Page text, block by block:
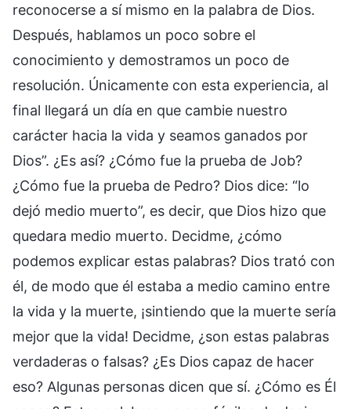
reconocerse a sí mismo en la palabra de Dios.
Después, hablamos un poco sobre el
conocimiento y demostramos un poco de
resolución. Únicamente con esta experiencia, al
final llegará un día en que cambie nuestro
carácter hacia la vida y seamos ganados por
Dios”. ¿Es así? ¿Cómo fue la prueba de Job?
¿Cómo fue la prueba de Pedro? Dios dice: “lo
dejó medio muerto”, es decir, que Dios hizo que
quedara medio muerto. Decidme, ¿cómo
podemos explicar estas palabras? Dios trató con
él, de modo que él estaba a medio camino entre
la vida y la muerte, ¡sintiendo que la muerte sería
mejor que la vida! Decidme, ¿son estas palabras
verdaderas o falsas? ¿Es Dios capaz de hacer
eso? Algunas personas dicen que sí. ¿Cómo es Él